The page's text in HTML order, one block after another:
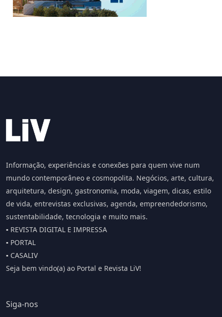
Informação, experiências e conexões para quem vive num
mundo contemporâneo e cosmopolita. Negócios, arte, cultura,
arquitetura, design, gastronomia, moda, viagem, dicas, estilo
de vida, entrevistas exclusivas, agenda, empreendedorismo,
sustentabilidade, tecnologia e muito mais.
▪️ REVISTA DIGITAL E IMPRESSA
▪️ PORTAL
▪️ CASALIV
Seja bem vindo(a) ao Portal e Revista LiV!
Siga-nos